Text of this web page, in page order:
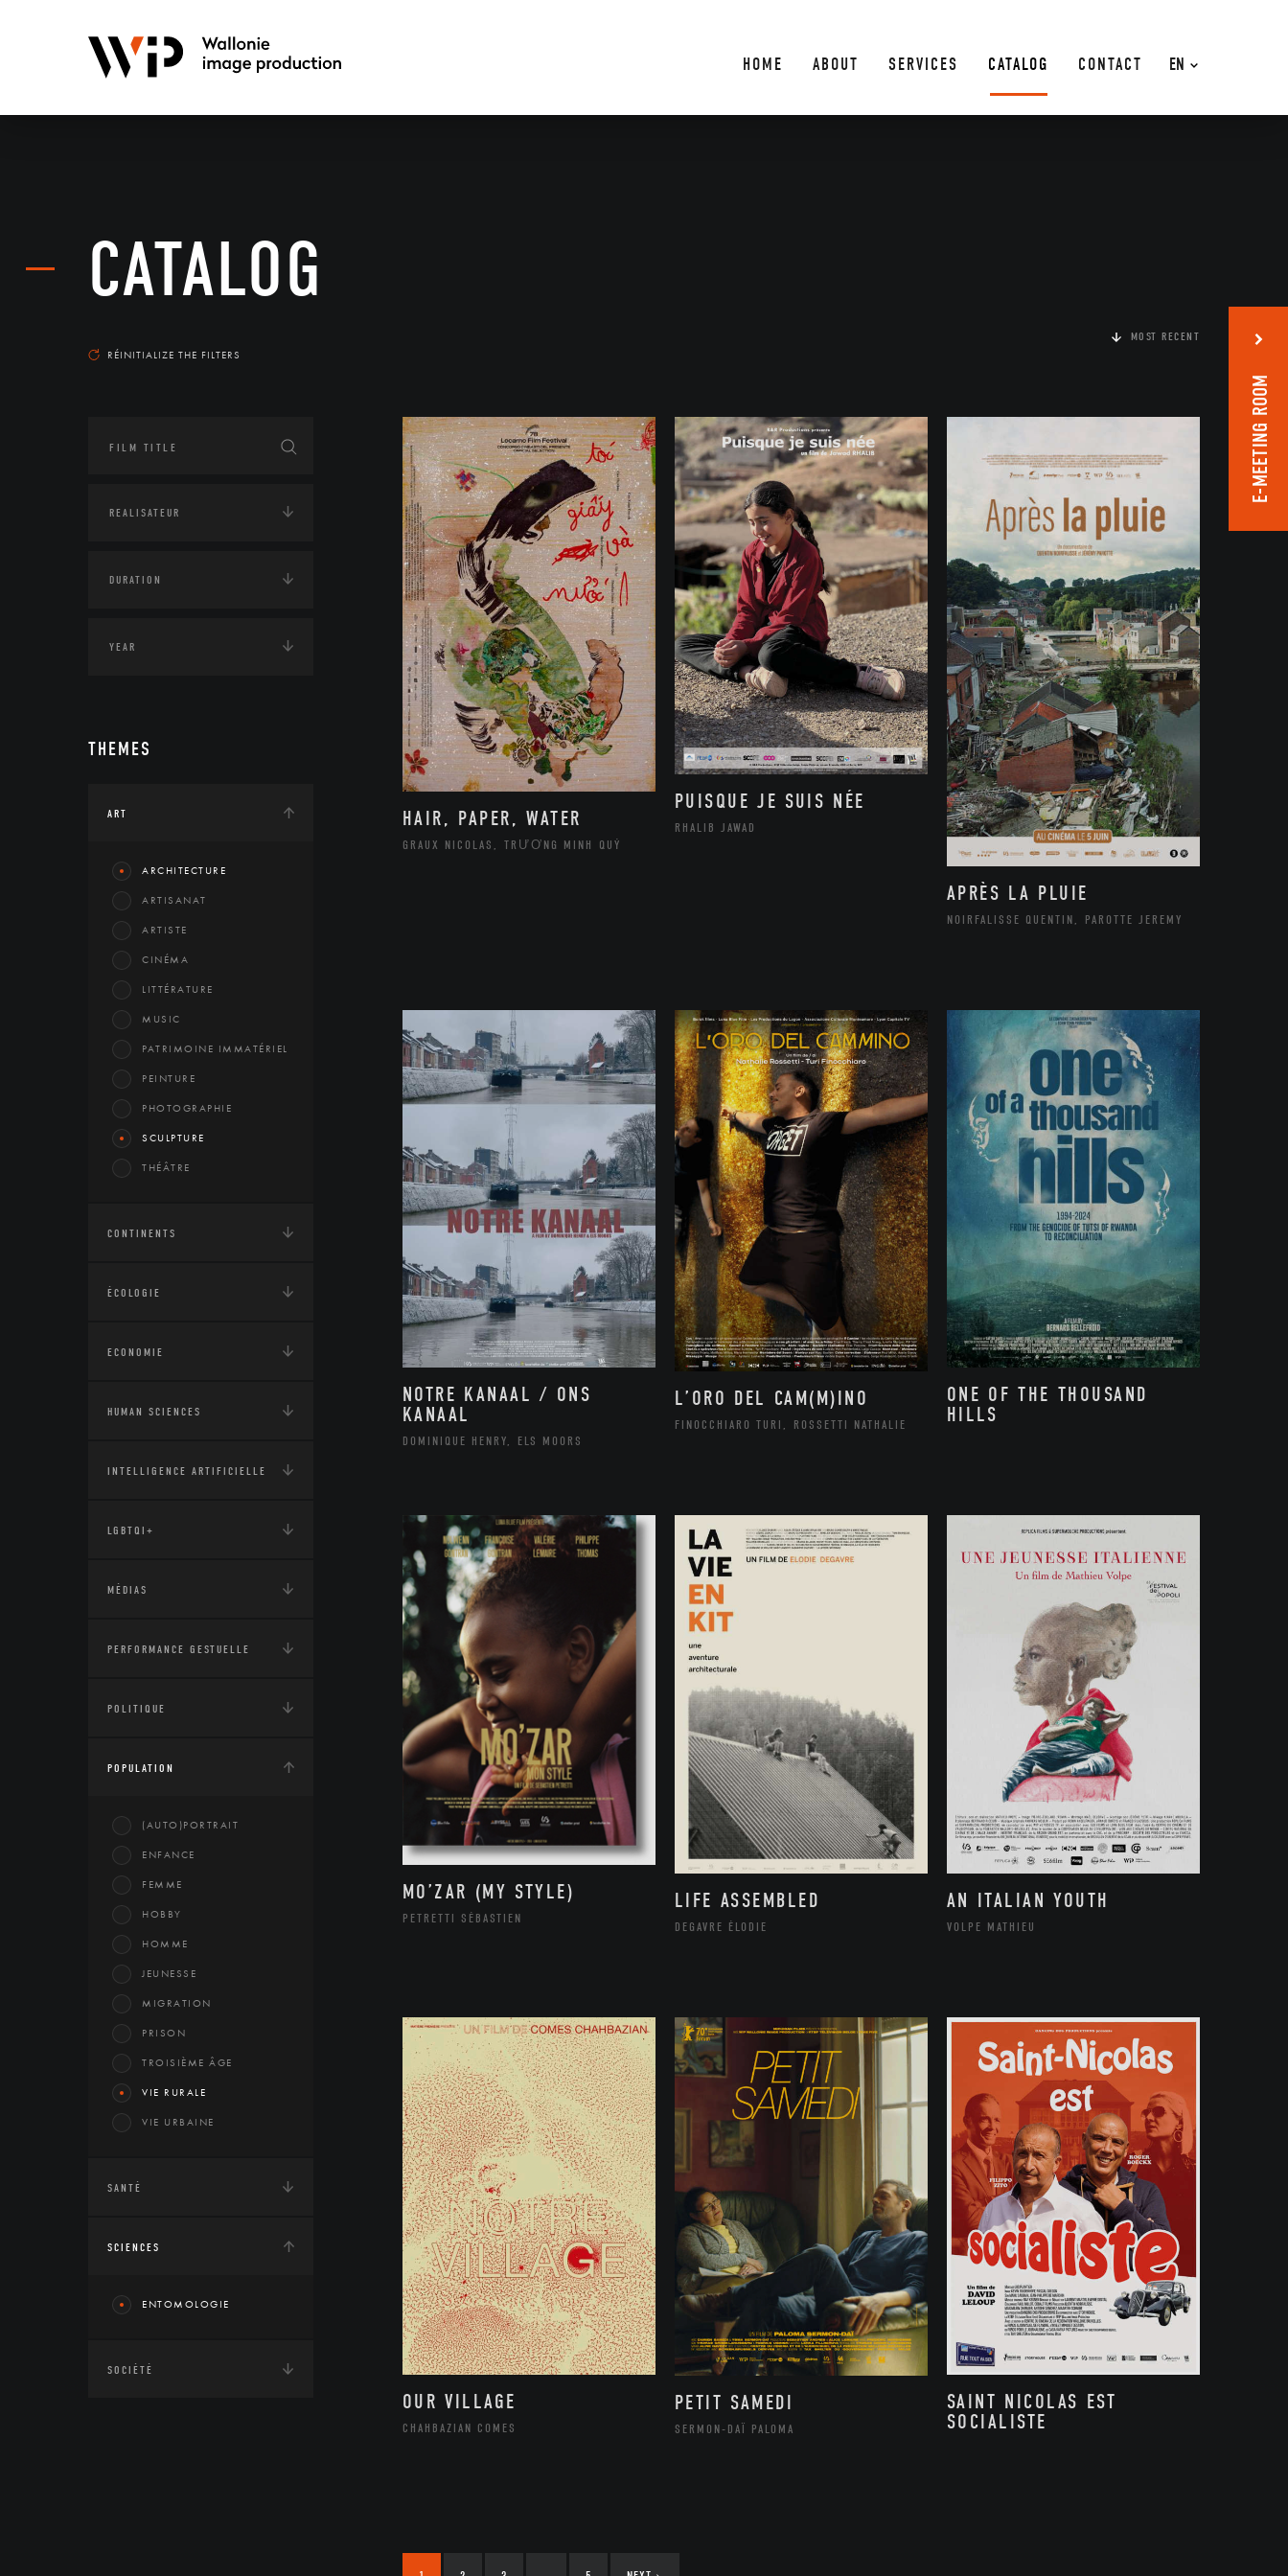
EN
HOME ABOUT SERVICES CATALOG CONTACT
CATALOG
RÉINITIALIZE THE FILTERS
THEMES
ART
ARCHITECTURE
ARTISANAT
ARTISTE
CINÉMA
LITTÉRATURE
MUSIC
PATRIMOINE IMMATÉRIEL
PEINTURE
PHOTOGRAPHIE
SCULPTURE
THÉÂTRE
CONTINENTS
ÉCOLOGIE
ECONOMIE
HUMAN SCIENCES
INTELLIGENCE ARTIFICIELLE
LGBTQI+
MÉDIAS
PERFORMANCE GESTUELLE
POLITIQUE
POPULATION
(AUTO)PORTRAIT
ENFANCE
FEMME
HOBBY
HOMME
JEUNESSE
MIGRATION
PRISON
TROISIÈME ÂGE
VIE RURALE
VIE URBAINE
SANTÉ
SCIENCES
ENTOMOLOGIE
SOCIÉTÉ
MOST RECENT
HAIR, PAPER, WATER
GRAUX NICOLAS, TRƯƠNG MINH QUÝ
PUISQUE JE SUIS NÉE
RHALIB JAWAD
APRÈS LA PLUIE
NOIRFALISSE QUENTIN, PAROTTE JEREMY
NOTRE KANAAL / ONS
KANAAL
DOMINIQUE HENRY, ELS MOORS
L’ORO DEL CAM(M)INO
FINOCCHIARO TURI, ROSSETTI NATHALIE
ONE OF THE THOUSAND
HILLS
MO’ZAR (MY STYLE)
PETRETTI SÉBASTIEN
LIFE ASSEMBLED
DEGAVRE ÉLODIE
AN ITALIAN YOUTH
VOLPE MATHIEU
OUR VILLAGE
CHAHBAZIAN COMES
PETIT SAMEDI
SERMON-DAÏ PALOMA
SAINT NICOLAS EST
SOCIALISTE
E-MEETING ROOM